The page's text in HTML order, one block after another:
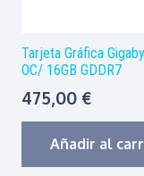
Tarjeta Gráfica
OC/ 16GB GDDR7
475,00 €
Añadir al